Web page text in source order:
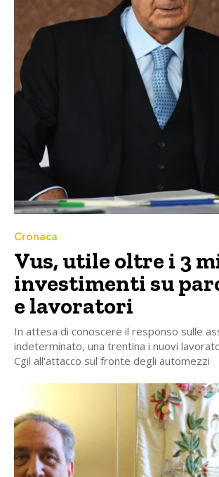
Cronaca
Vus, utile oltre i 3
investimenti su
e lavoratori
In attesa di conoscere il responso sulle
indeterminato, una trentina i nuovi
Cgil all'attacco sul fronte degli automezzi